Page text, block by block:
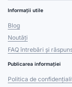
Informații utile
Blog
Noutăți
FAQ întrebări și
Publicarea informației
Politica de